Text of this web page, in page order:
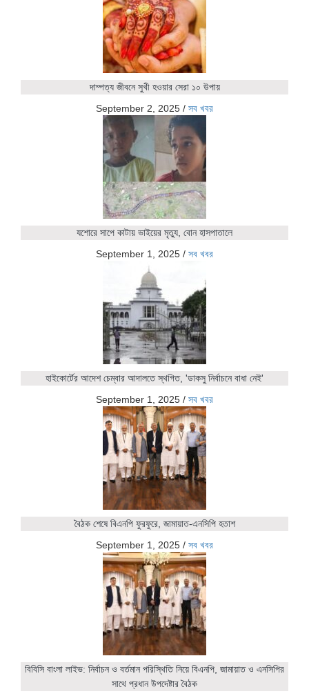
দাম্পত্য জীবনে সুখী হওয়ার সেরা ১০ উপায়
September 2, 2025 / সব খবর
যশোরে সাপে কাটায় ভাইয়ের মৃত্যু, বোন হাসপাতালে
September 1, 2025 / সব খবর
হাইকোর্টের আদেশ চেম্বার আদালতে স্থগিত, 'ডাকসু নির্বাচনে বাধা নেই'
September 1, 2025 / সব খবর
বৈঠক শেষে বিএনপি ফুরফুরে, জামায়াত-এনসিপি হতাশ
September 1, 2025 / সব খবর
বিবিসি বাংলা লাইভ: নির্বাচন ও বর্তমান পরিস্থিতি নিয়ে বিএনপি, জামায়াত ও এনসিপির
সাথে প্রধান উপদেষ্টার বৈঠক